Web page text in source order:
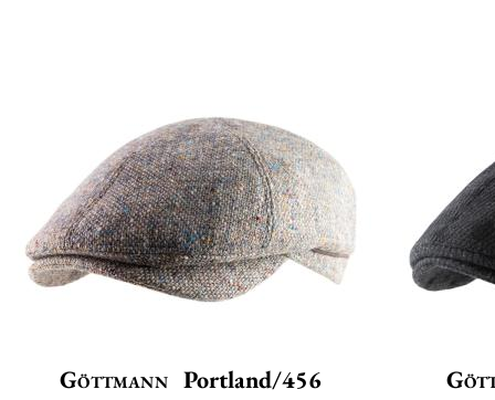
Göttmann Portland/456